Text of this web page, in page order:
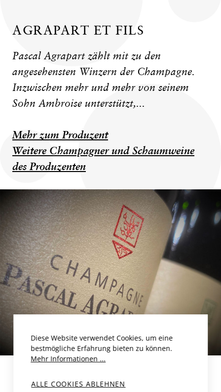
AGRAPART ET FILS
Pascal Agrapart zählt mit zu den
angesehensten Winzern der Champagne.
Inzwischen mehr und mehr von seinem
Sohn Ambroise unterstützt,...
Mehr zum Produzent
Weitere Champagner und Schaumweine
des Produzenten
Diese Website verwendet Cookies, um eine
bestmögliche Erfahrung bieten zu können.
Mehr Informationen ...
ALLE COOKIES ABLEHNEN